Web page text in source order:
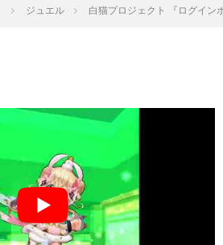
ジュエル 白猫プロジェクト 『ログイン